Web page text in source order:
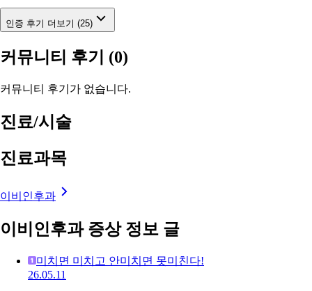
인증 후기 더보기 (25)
커뮤니티 후기 (0)
커뮤니티 후기가 없습니다.
진료/시술
진료과목
이비인후과
이비인후과 증상 정보 글
미치면 미치고 안미치면 못미친다!
26.05.11